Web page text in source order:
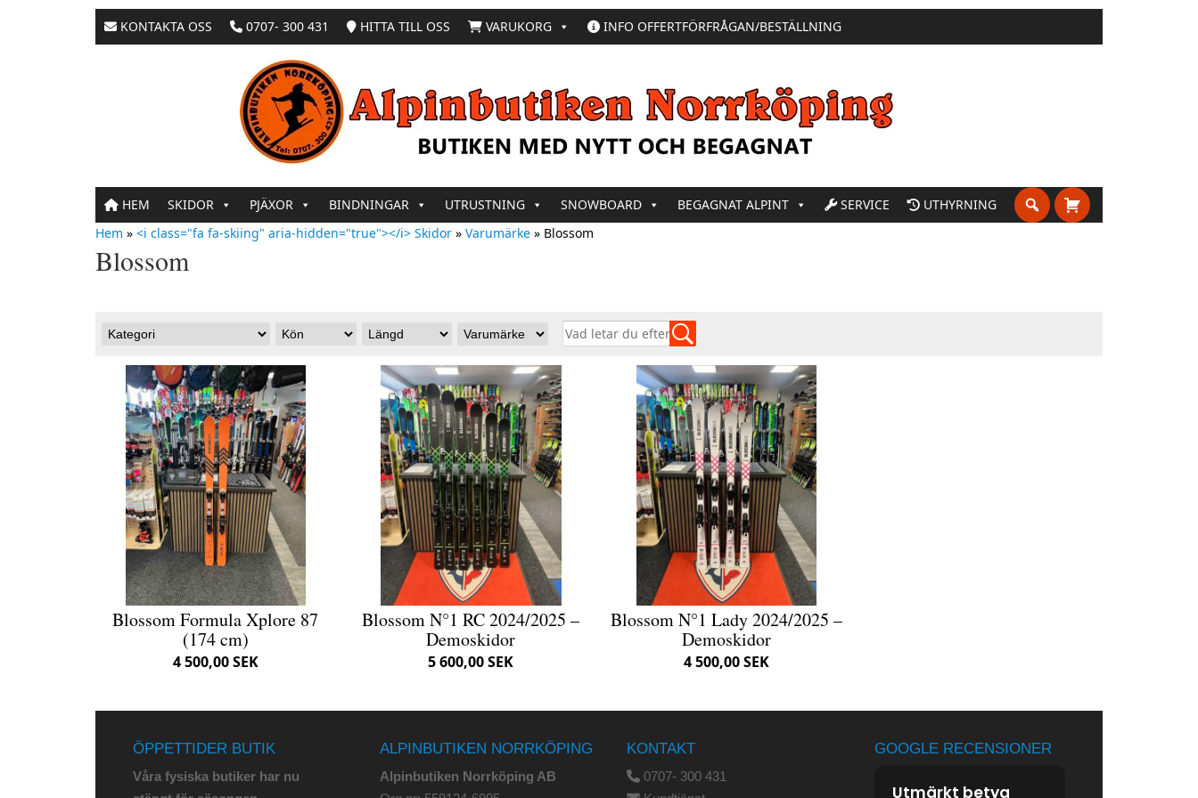
KONTAKTA OSS 0707- 300 431 HITTA TILL OSS VARUKORG INFO OFFERTFÖRFRÅGAN/BESTÄLLNING
HEM SKIDOR PJÄXOR BINDNINGAR UTRUSTNING SNOWBOARD BEGAGNAT ALPINT SERVICE
UTHYRNING
Hem » <i class="fa fa-skiing" aria-hidden="true"></i> Skidor » Varumärke » Blossom
Blossom
Blossom Formula Xplore 87
(174 cm)
4 500,00 SEK
Blossom N°1 RC 2024/2025 –
Demoskidor
5 600,00 SEK
Blossom N°1 Lady 2024/2025 –
Demoskidor
4 500,00 SEK
ÖPPETTIDER BUTIK
Våra fysiska butiker har nu
ALPINBUTIKEN NORRKÖPING
Alpinbutiken Norrköping AB
KONTAKT
0707- 300 431
GOOGLE RECENSIONER
Utmärkt betyg